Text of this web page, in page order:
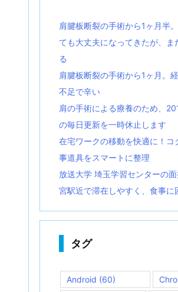
肩腱板断裂の手術から1ヶ月半
ても大丈夫になってきたが、
る
肩腱板断裂の手術から1ヶ月。
不足で辛い
肩の手術による療養のため、
の毎日更新を一時休止します
在宅ワークの移動を快適に！
事道具をスマートに整理
放送大学 埼玉学習センターの
宮駅近で滞在しやすく、食事に
タグ
Android (60)